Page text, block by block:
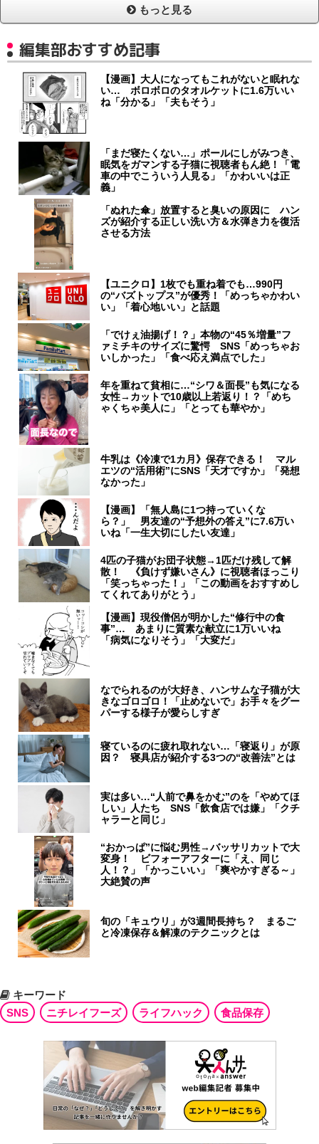
もっと見る
編集部おすすめ記事
【漫画】大人になってもこれがないと眠れな
い… ボロボロのタオルケットに1.6万いい
ね「分かる」「夫もそう」
「まだ寝たくない…」ポールにしがみつき、
眠気をガマンする子猫に視聴者もん絶！「電
車の中でこういう人見る」「かわいいは正
義」
「ぬれた傘」放置すると臭いの原因に ハン
ズが紹介する正しい洗い方＆水弾き力を復活
させる方法
【ユニクロ】1枚でも重ね着でも…990円
の“バズトップス”が優秀！「めっちゃかわい
い」「着心地いい」と話題
「でけぇ油揚げ！？」本物の“45％増量”フ
ァミチキのサイズに驚愕 SNS「めっちゃお
いしかった」「食べ応え満点でした」
年を重ねて貧相に…“シワ＆面長”も気になる
女性→カットで10歳以上若返り！？「めち
ゃくちゃ美人に」「とっても華やか」
牛乳は《冷凍で1カ月》保存できる！ マル
エツの“活用術”にSNS「天才ですか」「発想
なかった」
【漫画】「無人島に1つ持っていくな
ら？」 男友達の“予想外の答え”に7.6万い
いね「一生大切にしたい友達」
4匹の子猫がお団子状態→1匹だけ残して解
散！ 《負けず嫌いさん》に視聴者ほっこり
「笑っちゃった！」「この動画をおすすめし
てくれてありがとう」
【漫画】現役僧侶が明かした“修行中の食
事”… あまりに質素な献立に1万いいね
「病気になりそう」「大変だ」
なでられるのが大好き、ハンサムな子猫が大
きなゴロゴロ！「止めないで」お手々をグー
パーする様子が愛らしすぎ
寝ているのに疲れ取れない…「寝返り」が原
因？ 寝具店が紹介する3つの“改善法”とは
実は多い…“人前で鼻をかむ”のを「やめてほ
しい」人たち SNS「飲食店では嫌」「クチ
ャラーと同じ」
“おかっぱ”に悩む男性→バッサリカットで大
変身！ ビフォーアフターに「え、同じ
人！？」「かっこいい」「爽やかすぎる～」
大絶賛の声
旬の「キュウリ」が3週間長持ち？ まるご
と冷凍保存＆解凍のテクニックとは
キーワード
SNS
ニチレイフーズ ライフハック 食品保存